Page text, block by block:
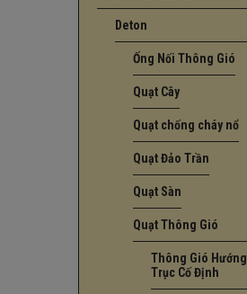
Deton
Ống Nối Thông Gió
Quạt Cây
Quạt chống cháy nổ
Quạt Đảo Trần
Quạt Sàn
Quạt Thông Gió
Thông Gió Hướng
Trục Cố Định